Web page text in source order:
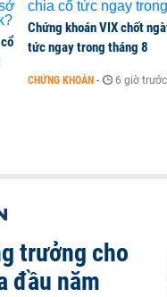
Chứng khoán VIX chốt
tức ngay trong tháng 8
CHỨNG KHOÁN - 6 giờ trước
trưởng cho
đầu năm